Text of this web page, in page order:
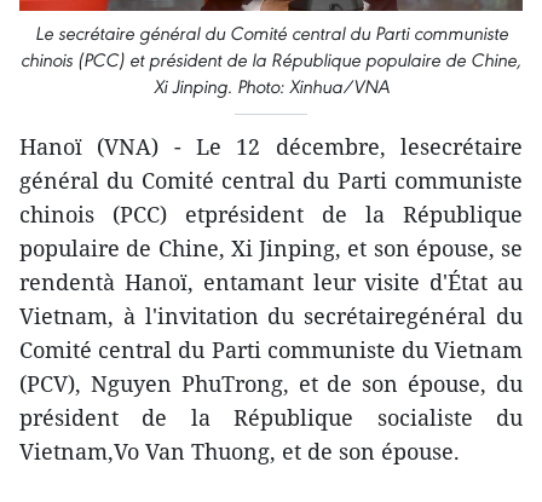
Le secrétaire général du Comité central du Parti communiste
chinois (PCC) et président de la République populaire de Chine,
Xi Jinping. Photo: Xinhua/VNA
Hanoï (VNA) - Le 12 décembre, lesecrétaire
général du Comité central du Parti communiste
chinois (PCC) etprésident de la République
populaire de Chine, Xi Jinping, et son épouse, se
rendentà Hanoï, entamant leur visite d'État au
Vietnam, à l'invitation du secrétairegénéral du
Comité central du Parti communiste du Vietnam
(PCV), Nguyen PhuTrong, et de son épouse, du
président de la République socialiste du
Vietnam,Vo Van Thuong, et de son épouse.